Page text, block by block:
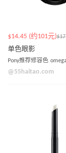
$14.45 (约101元)$17
单色眼影
Pony推荐修容色
@55haitao.com